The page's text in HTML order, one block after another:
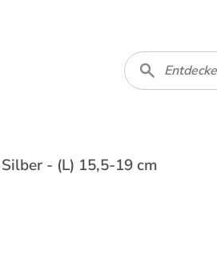
- (L) 15,5-19 cm